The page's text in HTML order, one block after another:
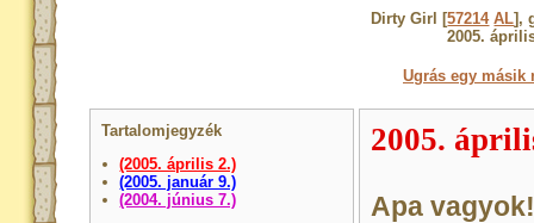
Dirty Girl [57214 AL],
2005.
Ugrás egy másik
Tartalomjegyzék
(2005. április 2.)
(2005. január 9.)
(2004. június 7.)
2005.
Apa